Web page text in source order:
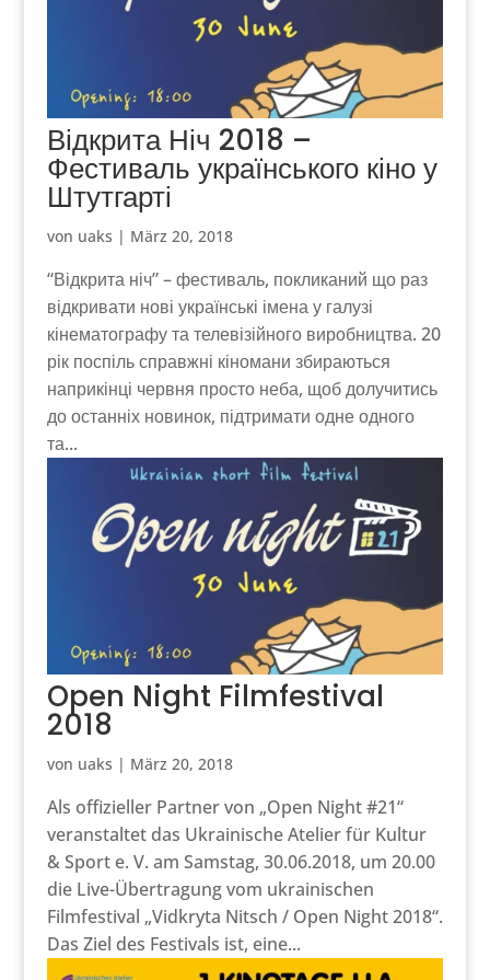
Відкрита Ніч 2018 –
Фестиваль українського кіно у
Штутгарті
von uaks | März 20, 2018
“Відкрита ніч” – фестиваль, покликаний що раз
відкривати нові українські імена у галузі
кінематографу та телевізійного виробництва. 20
рік поспіль справжні кіномани збираються
наприкінці червня просто неба, щоб долучитись
до останніх новинок, підтримати одне одного
та...
Open Night Filmfestival
2018
von uaks | März 20, 2018
Als offizieller Partner von „Open Night #21“
veranstaltet das Ukrainische Atelier für Kultur
& Sport e. V. am Samstag, 30.06.2018, um 20.00
die Live-Übertragung vom ukrainischen
Filmfestival „Vidkryta Nitsch / Open Night 2018“.
Das Ziel des Festivals ist, eine...